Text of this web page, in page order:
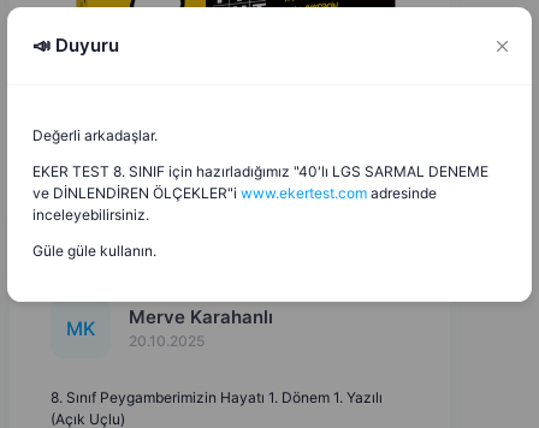
MK Merve Karahanlı
20.10.2025
8. Sınıf Peygamberimizin Hayatı 1. Dönem 1. Yazılı
(Açık Uçlu)
📣 Duyuru
Değerli arkadaşlar.
EKER TEST 8. SINIF için hazırladığımız "40'lı LGS SARMAL DENEME
ve DİNLENDİREN ÖLÇEKLER"i www.ekertest.com adresinde
inceleyebilirsiniz.
Güle güle kullanın.